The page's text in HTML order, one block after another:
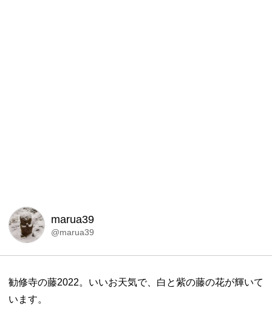
marua39
@marua39
勧修寺の藤2022。いいお天気で、白と紫の藤の花が輝いて
います。